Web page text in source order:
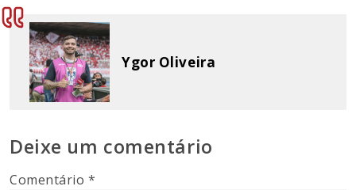
Ygor Oliveira
Deixe um comentário
Comentário*